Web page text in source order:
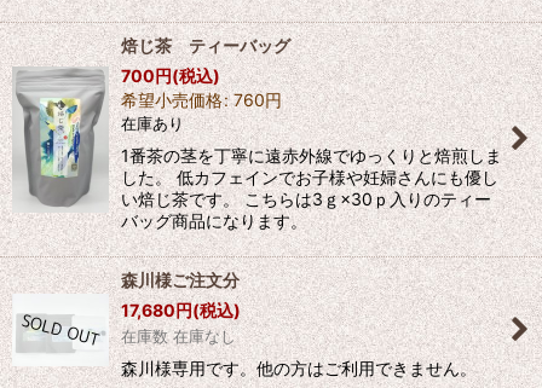
焙じ茶 ティーバッグ
700円(税込)
希望小売価格: 760円
在庫あり
1番茶の茎を丁寧に遠赤外線でゆっくりと焙煎しま
した。 低カフェインでお子様や妊婦さんにも優し
い焙じ茶です。 こちらは3ｇ×30ｐ入りのティー
バッグ商品になります。
森川様ご注文分
17,680円(税込)
在庫数 在庫なし
森川様専用です。他の方はご利用できません。